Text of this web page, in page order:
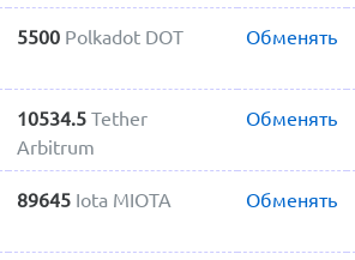
5500 Polkadot DOT Обменять
10534.5 Tether
Arbitrum
Обменять
89645 Iota MIOTA Обменять